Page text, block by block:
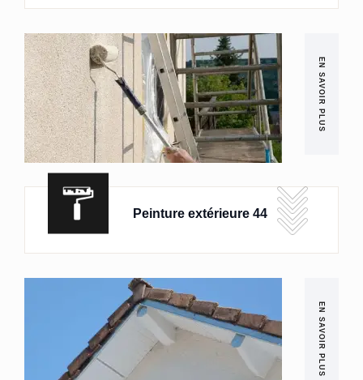
EN SAVOIR PLUS
Peinture extérieure 44
EN SAVOIR PLUS